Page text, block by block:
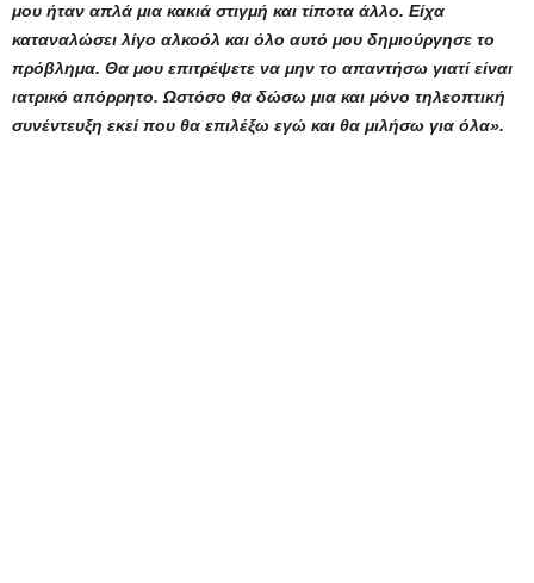
μου ήταν απλά μια κακιά στιγμή και τίποτα άλλο. Είχα
καταναλώσει λίγο αλκοόλ και όλο αυτό μου δημιούργησε το
πρόβλημα. Θα μου επιτρέψετε να μην το απαντήσω γιατί είναι
ιατρικό απόρρητο. Ωστόσο θα δώσω μια και μόνο τηλεοπτική
συνέντευξη εκεί που θα επιλέξω εγώ και θα μιλήσω για όλα».